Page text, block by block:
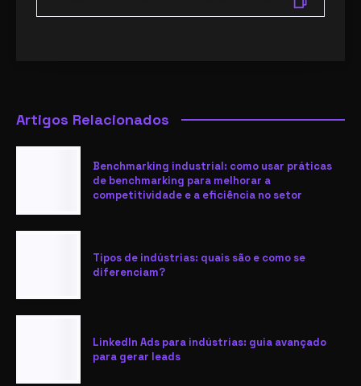
Artigos Relacionados
Benchmarking industrial: como usar práticas
de benchmarking para melhorar a
competitividade e a eficiência no setor
Tipos de indústrias: quais são e como se
diferenciam?
LinkedIn Ads para indústrias: guia avançado
para gerar leads